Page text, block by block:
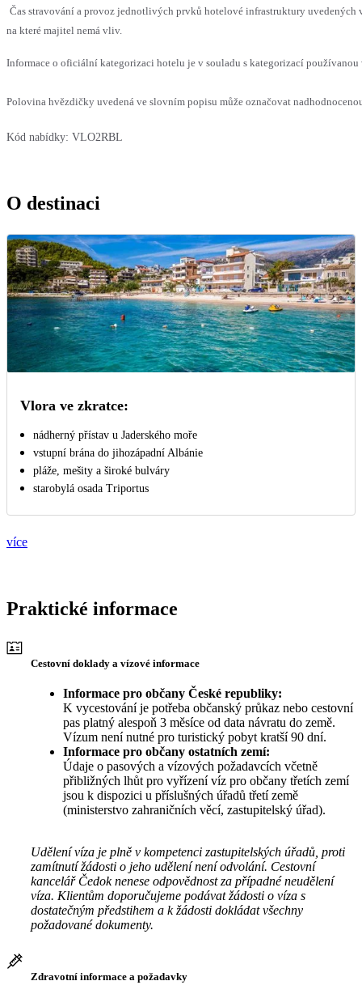
Čas stravování a provoz jednotlivých prvků hotelové infrastruktury uvedených
na které majitel nemá vliv.
Informace o oficiální kategorizaci hotelu je v souladu s kategorizací
Polovina hvězdičky uvedená ve slovním popisu může označovat
Kód nabídky: VLO2RBL
O destinaci
Vlora ve zkratce:
nádherný přístav u Jaderského moře
vstupní brána do jihozápadní Albánie
pláže, mešity a široké bulváry
starobylá osada Triportus
více
Praktické informace
Cestovní doklady a vízové informace
Informace pro občany České republiky:
K vycestování je potřeba občanský průkaz nebo cestovní
pas platný alespoň 3 měsíce od data návratu do země.
Vízum není nutné pro turistický pobyt kratší 90 dní.
Informace pro občany ostatních zemí:
Údaje o pasových a vízových požadavcích včetně
přibližných lhůt pro vyřízení víz pro občany třetích zemí
jsou k dispozici u příslušných úřadů třetí země
(ministerstvo zahraničních věcí, zastupitelský úřad).
Udělení víza je plně v kompetenci zastupitelských úřadů, proti
zamítnutí žádosti o jeho udělení není odvolání. Cestovní
kancelář Čedok nenese odpovědnost za případné neudělení
víza. Klientům doporučujeme podávat žádosti o víza s
dostatečným předstihem a k žádosti dokládat všechny
požadované dokumenty.
Zdravotní informace a požadavky